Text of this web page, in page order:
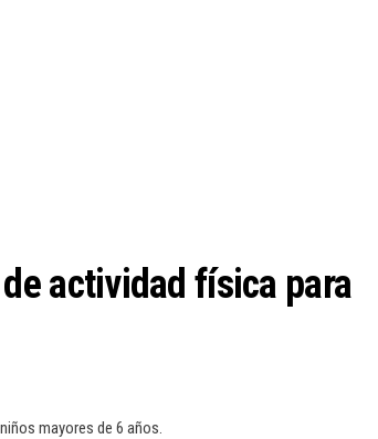
actividad física para
mayores de 6 años.